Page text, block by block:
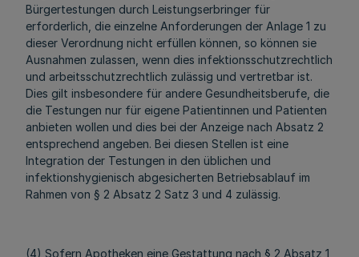
Bürgertestungen durch Leistungserbringer für
erforderlich, die einzelne Anforderungen der Anlage 1 zu
dieser Verordnung nicht erfüllen können, so können sie
Ausnahmen zulassen, wenn dies infektionsschutzrechtlich
und arbeitsschutzrechtlich zulässig und vertretbar ist.
Dies gilt insbesondere für andere Gesundheitsberufe, die
die Testungen nur für eigene Patientinnen und Patienten
anbieten wollen und dies bei der Anzeige nach Absatz 2
entsprechend angeben. Bei diesen Stellen ist eine
Integration der Testungen in den üblichen und
infektionshygienisch abgesicherten Betriebsablauf im
Rahmen von § 2 Absatz 2 Satz 3 und 4 zulässig.
(4) Sofern Apotheken eine Gestattung nach § 2 Absatz 1